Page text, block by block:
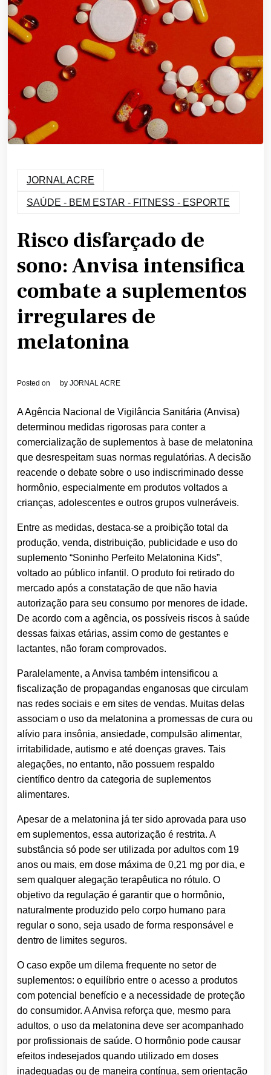
JORNAL ACRE
SAÚDE - BEM ESTAR - FITNESS - ESPORTE
Risco disfarçado de
sono: Anvisa intensifica
combate a suplementos
irregulares de
melatonina
Posted on by JORNAL ACRE
A Agência Nacional de Vigilância Sanitária (Anvisa)
determinou medidas rigorosas para conter a
comercialização de suplementos à base de melatonina
que desrespeitam suas normas regulatórias. A decisão
reacende o debate sobre o uso indiscriminado desse
hormônio, especialmente em produtos voltados a
crianças, adolescentes e outros grupos vulneráveis.
Entre as medidas, destaca-se a proibição total da
produção, venda, distribuição, publicidade e uso do
suplemento “Soninho Perfeito Melatonina Kids”,
voltado ao público infantil. O produto foi retirado do
mercado após a constatação de que não havia
autorização para seu consumo por menores de idade.
De acordo com a agência, os possíveis riscos à saúde
dessas faixas etárias, assim como de gestantes e
lactantes, não foram comprovados.
Paralelamente, a Anvisa também intensificou a
fiscalização de propagandas enganosas que circulam
nas redes sociais e em sites de vendas. Muitas delas
associam o uso da melatonina a promessas de cura ou
alívio para insônia, ansiedade, compulsão alimentar,
irritabilidade, autismo e até doenças graves. Tais
alegações, no entanto, não possuem respaldo
científico dentro da categoria de suplementos
alimentares.
Apesar de a melatonina já ter sido aprovada para uso
em suplementos, essa autorização é restrita. A
substância só pode ser utilizada por adultos com 19
anos ou mais, em dose máxima de 0,21 mg por dia, e
sem qualquer alegação terapêutica no rótulo. O
objetivo da regulação é garantir que o hormônio,
naturalmente produzido pelo corpo humano para
regular o sono, seja usado de forma responsável e
dentro de limites seguros.
O caso expõe um dilema frequente no setor de
suplementos: o equilíbrio entre o acesso a produtos
com potencial benefício e a necessidade de proteção
do consumidor. A Anvisa reforça que, mesmo para
adultos, o uso da melatonina deve ser acompanhado
por profissionais de saúde. O hormônio pode causar
efeitos indesejados quando utilizado em doses
inadequadas ou de maneira contínua, sem orientação